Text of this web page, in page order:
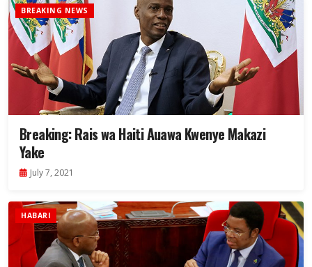
BREAKING NEWS
Breaking: Rais wa Haiti Auawa Kwenye Makazi
Yake
July 7, 2021
HABARI